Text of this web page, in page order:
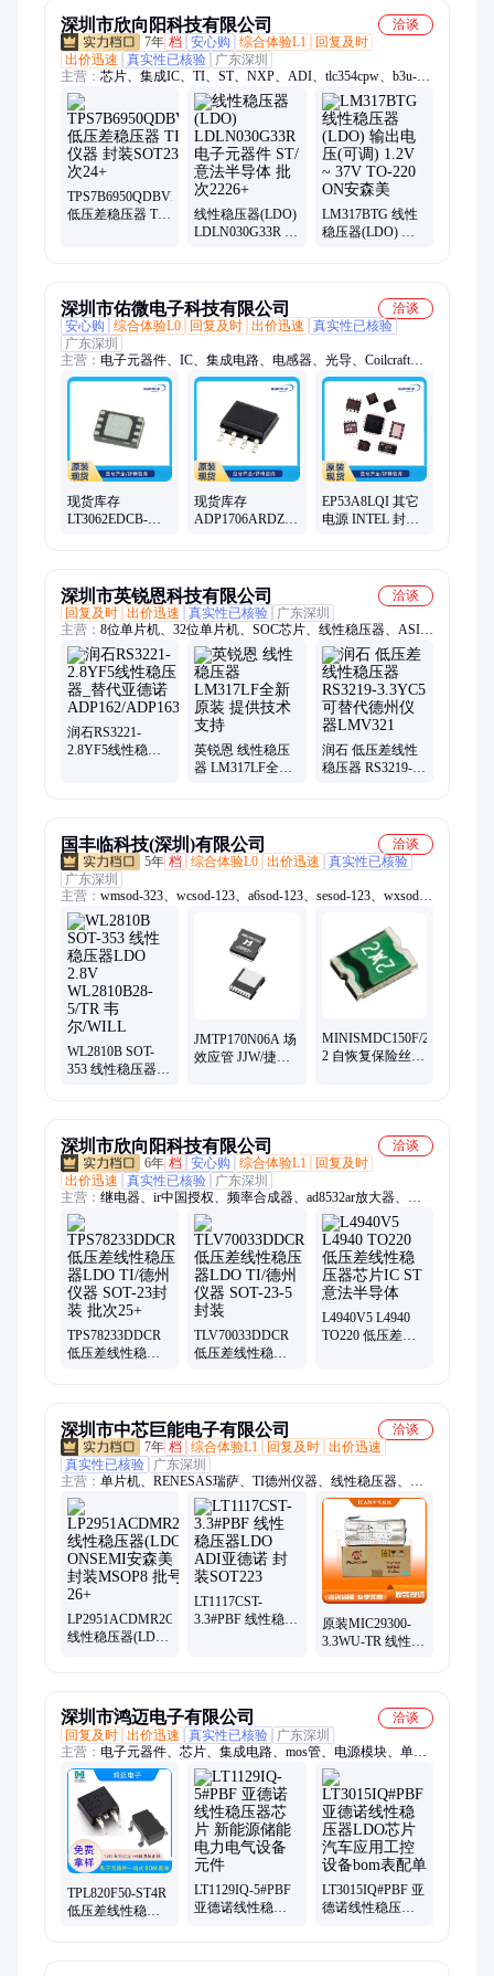
深圳市欣向阳科技有限公司
洽谈
7年 档 安心购 综合体验L1
回复及时
出价迅速
真实性已核验
广东深圳
主营： 芯片、集成IC、TI、ST、NXP、ADI、tlc354cpw、b3u-
1000p、衰减器、pcb批量、a991-2015、a999-3283、多层板、
b140af-13、a999-3530、733910070、放大器、a999-3323、2474r-
25l、制pcb板、国内pcb、多层pcb、逆变器
TPS7B6950QDBVRQ1
低压差稳压器 TI/
线性稳压器(LDO)
LDLN030G33R 电
LM317BTG 线性
稳压器(LDO) 输
深圳市佑微电子科技有限公司
洽谈
安心购
综合体验L0 回复及时 出价迅速
真实性已核验
广东深圳
主营： 电子元器件、IC、集成电路、电感器、光导、Coilcraft、
mentor
现货库存
LT3062EDCB-
现货库存
ADP1706ARDZ-
EP53A8LQI 其它
电源 INTEL 封装
深圳市英锐恩科技有限公司
洽谈
回复及时 出价迅速 真实性已核验
广东深圳
主营： 8位单片机、32位单片机、SOC芯片、线性稳压器、ASIC
芯片、模拟器件、MCU、国产单片机原厂、模拟集成电路、电
源管理芯片、DC-DC转换器、芯片定制、运算放大器、接口电
路、接口转接方案芯片、单片机方案、MCU方案、MCU方案定
制、单片机产品解决方案、智能方案开发、消费类电子方案、汽
车电子方案
润石RS3221-
2.8YF5线性稳压
英锐恩 线性稳压
器 LM317LF全新
润石 低压差线性
稳压器 RS3219-
国丰临科技(深圳)有限公司
洽谈
5年 档 综合体验L0 出价迅速
真实性已核验
广东深圳
主营： wmsod-323、wcsod-123、a6sod-123、sesod-123、wxsod-
123、wdsod-323、x4sod-123、6hsod-123、6csod-123、4zsod-
123、mmbd4148t、mmbd4148a、3esod-323、蜡烛灯、wgsod-
123、5psod-123、y2sod-323、稳压管、wnsod-123、d6sod-123、
sksod-123、mmsz5244b、c0sod-323、5nsod-123、4fsod-123
WL2810B SOT-
353 线性稳压器
JMTP170N06A 场
效应管 JJW/捷捷
MINISMDC150F/24-
2 自恢复保险丝
深圳市欣向阳科技有限公司
洽谈
6年 档 安心购 综合体验L1
回复及时
出价迅速
真实性已核验
广东深圳
主营： 继电器、ir中国授权、频率合成器、ad8532ar放大器、
ad828arz放大器、ad829jrz放大器、ad818arz放大器、ad8031arz放
大器、ad8058arz放大器、ad8532arz放大器、ad8001arz放大器、
ad8307arz放大器、ad8651armz放大器、ad8099ardz放大器、
ad8534aruz放大器、ad706jr通用运放、op42gsz精密运放、
op90gpz通用运放、ad8417brmz放大器、op07csz精密运放、
ad712jrz精密运放、hmc326ms8ge放大器、op490gsz通用运放、
op162gsz精密运放、ad848jrz通用运放
TPS78233DDCR
低压差线性稳压
TLV70033DDCR
低压差线性稳压
L4940V5 L4940
TO220 低压差线
深圳市中芯巨能电子有限公司
洽谈
7年 档 综合体验L1 回复及时 出价迅速
真实性已核验
广东深圳
主营： 单片机、RENESAS瑞萨、TI德州仪器、线性稳压器、
ADI亚德诺、国产芯片替代、XILINX/赛灵思、可编程逻辑器
件、电源芯片、接口芯片、DSP数字信号处理器、时钟芯片、中
科芯、阿尔特拉、存储芯片、以太网控制芯片、射频芯片、恩智
浦、ST意法、中微爱芯、转换芯片、芯科、三星存储
LP2951ACDMR2G
线性稳压器(LDO)
LT1117CST-
3.3#PBF 线性稳压
原装MIC29300-
3.3WU-TR 线性稳
深圳市鸿迈电子有限公司
洽谈
回复及时 出价迅速 真实性已核验
广东深圳
主营： 电子元器件、芯片、集成电路、mos管、电源模块、单片
机、汽车芯片、IGBT管、串口拓展芯片、电源管理芯片、存储
芯片、存储ic、ic、二极管、三极管、晶体管、GPU、电源芯
片、驱动ic、车规芯片、NXP芯片、TI芯片、ADI芯片、元器件
配单、bom表配单
TPL820F50-ST4R
低压差线性稳压
LT1129IQ-5#PBF
亚德诺线性稳压
LT3015IQ#PBF 亚
德诺线性稳压器